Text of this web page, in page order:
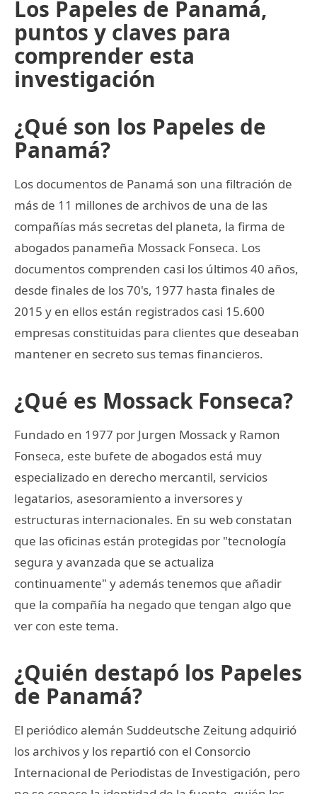
Los Papeles de Panamá,
puntos y claves para
comprender esta
investigación
¿Qué son los Papeles de
Panamá?
Los documentos de Panamá son una filtración de
más de 11 millones de archivos de una de las
compañías más secretas del planeta, la firma de
abogados panameña Mossack Fonseca. Los
documentos comprenden casi los últimos 40 años,
desde finales de los 70's, 1977 hasta finales de
2015 y en ellos están registrados casi 15.600
empresas constituidas para clientes que deseaban
mantener en secreto sus temas financieros.
¿Qué es Mossack Fonseca?
Fundado en 1977 por Jurgen Mossack y Ramon
Fonseca, este bufete de abogados está muy
especializado en derecho mercantil, servicios
legatarios, asesoramiento a inversores y
estructuras internacionales. En su web constatan
que las oficinas están protegidas por "tecnología
segura y avanzada que se actualiza
continuamente" y además tenemos que añadir
que la compañía ha negado que tengan algo que
ver con este tema.
¿Quién destapó los Papeles
de Panamá?
El periódico alemán Suddeutsche Zeitung adquirió
los archivos y los repartió con el Consorcio
Internacional de Periodistas de Investigación, pero